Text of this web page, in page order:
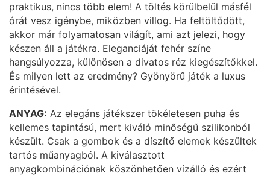
praktikus, nincs több elem! A töltés körülbelül másfél
órát vesz igénybe, miközben villog. Ha feltöltődött,
akkor már folyamatosan világít, ami azt jelezi, hogy
készen áll a játékra. Eleganciáját fehér színe
hangsúlyozza, különösen a divatos réz kiegészítőkkel.
És milyen lett az eredmény? Gyönyörű játék a luxus
érintésével.
ANYAG: Az elegáns játékszer tökéletesen puha és
kellemes tapintású, mert kiváló minőségű szilikonból
készült. Csak a gombok és a díszítő elemek készültek
tartós műanyagból. A kiválasztott
anyagkombinációnak köszönhetően vízálló és ezért